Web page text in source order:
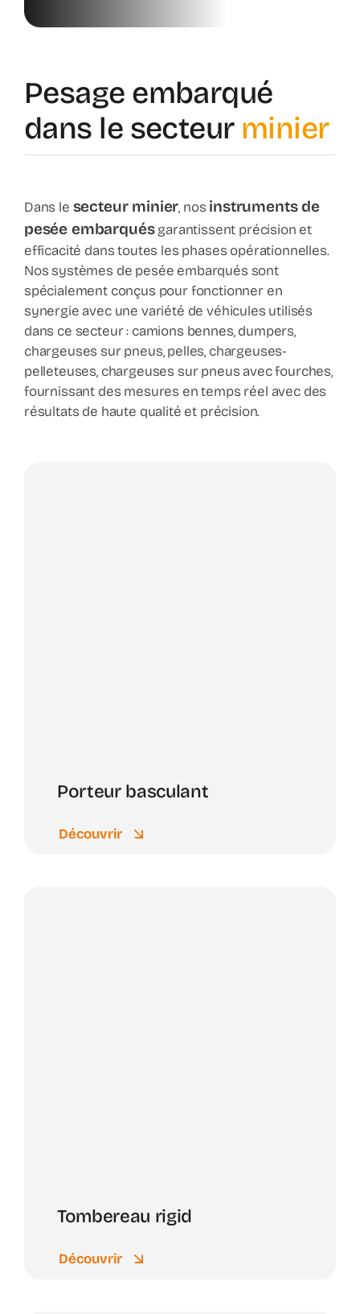
Shop
Pesage embarqué
dans le secteur minier
Dans le secteur minier, nos instruments de
pesée embarquésgarantissent précision et
efficacité dans toutes les phases opérationnelles.
Nos systèmes de pesée embarqués sont
spécialement conçus pour fonctionner en
synergie avec une variété de véhicules utilisés
dans ce secteur : camions bennes, dumpers,
chargeuses sur pneus, pelles, chargeuses-
pelleteuses, chargeuses sur pneus avec fourches,
fournissant des mesures en temps réel avec des
résultats de haute qualité et précision.
Porteur basculant
Découvrir
Tombereau rigid
Découvrir